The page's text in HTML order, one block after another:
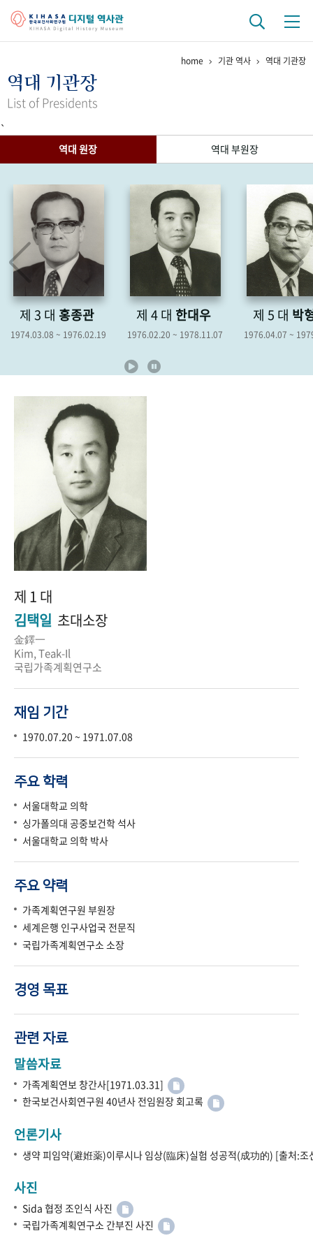
걸어온 길 기관 변천사
연구 역사
정책과 연구 키워드로 보는 연구 역사
연구자들
기록물 아카이브
사진 아카이브 문서 기록물 행정박물 영상 기록물
50+1주년 기념
성과 50선 숫자로 보는 50년 50 +1주년 광장
세계와 함께 한 KIHASA
home 기관 역사 역대 기관장
역대 기관장
List of Presidents
`
역대 원장
역대 부원장
제 3 대홍종관
1974.03.08 ~ 1976.02.19
제 4 대한대우
1976.02.20 ~ 1978.11.07
제 5 대박형
1976.04.07 ~
제 1 대
김택일 초대소장
金鐸一
Kim, Teak-Il
국립가족계획연구소
재임 기간
1970.07.20 ~ 1971.07.08
주요 학력
서울대학교 의학
싱가폴의대 공중보건학 석사
서울대학교 의학 박사
주요 약력
가족계획연구원 부원장
세계은행 인구사업국 전문직
국립가족계획연구소 소장
경영 목표
관련 자료
말씀자료
가족계획연보 창간사[1971.03.31]
한국보건사회연구원 40년사 전임원장 회고록
언론기사
생약 피임약(避姙薬)이루시나 임상(臨床)실험 성공적(成功的) [출처:
사진
Sida 협정 조인식 사진
국립가족계획연구소 간부진 사진